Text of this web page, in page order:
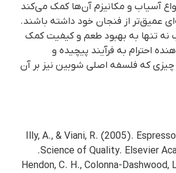
آسیاب و مکانیزم آن‌ها کمک می‌کند
عمیق‌تر از فنجان خود داشته باشند.
نه تنها به بهبود طعم و کیفیت کمک
احترام به فرآیند پیچیده و
که فلسفه اصلی شوبین نیز بر آن
Illy, A., & Viani, R. (2005).
Science of Quality. Elsevier
Hendon, C. H., Colonna-Dashwood,